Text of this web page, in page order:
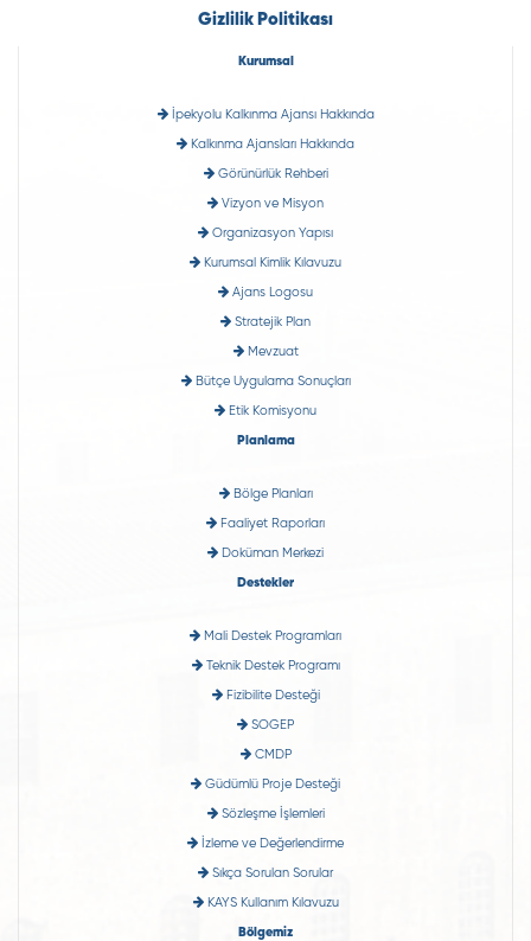
Gizlilik Politikası
Kurumsal
İpekyolu Kalkınma Ajansı Hakkında
Kalkınma Ajansları Hakkında
Görünürlük Rehberi
Vizyon ve Misyon
Organizasyon Yapısı
Kurumsal Kimlik Kılavuzu
Ajans Logosu
Stratejik Plan
Mevzuat
Bütçe Uygulama Sonuçları
Etik Komisyonu
Planlama
Bölge Planları
Faaliyet Raporları
Doküman Merkezi
Destekler
Mali Destek Programları
Teknik Destek Programı
Fizibilite Desteği
SOGEP
CMDP
Güdümlü Proje Desteği
Sözleşme İşlemleri
İzleme ve Değerlendirme
Sıkça Sorulan Sorular
KAYS Kullanım Kılavuzu
Bölgemiz